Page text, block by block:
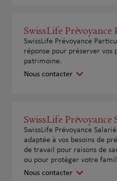
SwissLife
SwissLife Prévoyance
réponse pour préserver vos
patrimoine.
Nous contacter
SwissLife Prévoyance
SwissLife Prévoyance
adaptée à vos besoins de
de travail pour raisons de
ou pour protéger votre
Nous contacter